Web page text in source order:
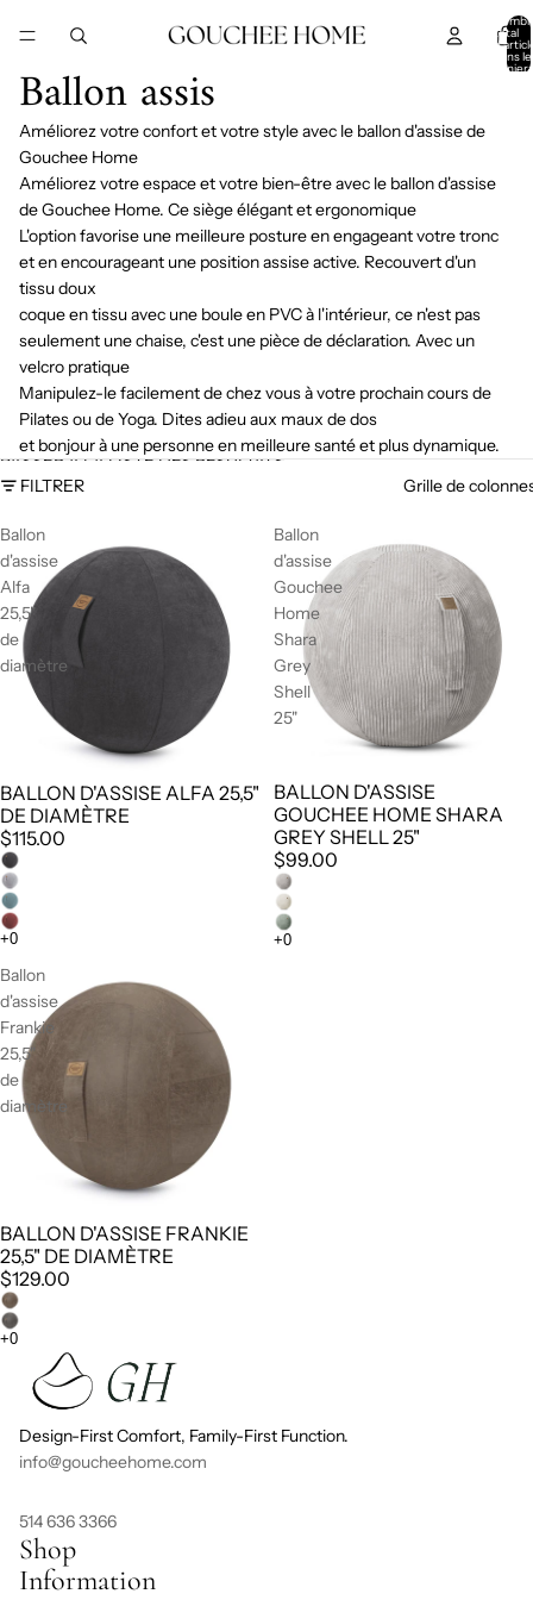
total
dans le
Ballon assis
Améliorez votre confort et votre style avec le ballon d'assise de
Gouchee Home
Améliorez votre espace et votre bien-être avec le ballon d'assise
de Gouchee Home. Ce siège élégant et ergonomique
L'option favorise une meilleure posture en engageant votre tronc
et en encourageant une position assise active. Recouvert d'un
tissu doux
coque en tissu avec une boule en PVC à l'intérieur, ce n'est pas
seulement une chaise, c'est une pièce de déclaration. Avec un
velcro pratique
Manipulez-le facilement de chez vous à votre prochain cours de
Pilates ou de Yoga. Dites adieu aux maux de dos
et bonjour à une personne en meilleure santé et plus dynamique.
PASSER À LA LISTE DES RÉSULTATS
FILTRER
Grille de
Ballon
d'assise
Alfa
25,5"
de
diamètre
BALLON D'ASSISE ALFA 25,5"
DE DIAMÈTRE
$115.00
Ballon
d'assise
Gouchee
Home
Shara
Grey
Shell
25"
BALLON D'ASSISE
GOUCHEE HOME SHARA
GREY SHELL 25"
$99.00
Ballon
d'assise
Frankie
25,5"
de
diamètre
BALLON D'ASSISE FRANKIE
25,5" DE DIAMÈTRE
$129.00
Design-First Comfort, Family-First Function.
info@goucheehome.com
514 636 3366
Shop
Information